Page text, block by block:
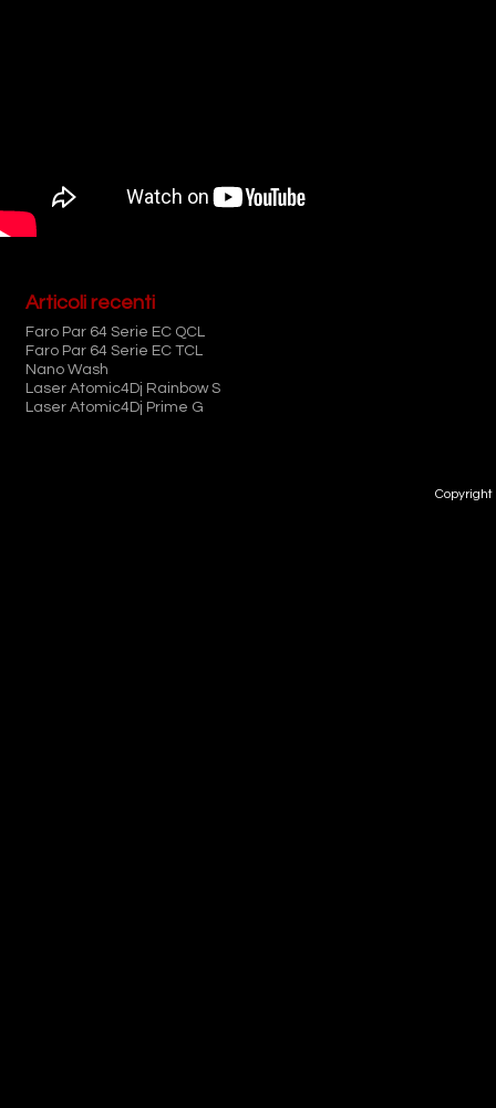
Articoli recenti
Faro Par 64 Serie EC QCL
Faro Par 64 Serie EC TCL
Nano Wash
Laser Atomic4Dj Rainbow S
Laser Atomic4Dj Prime G
Copyright